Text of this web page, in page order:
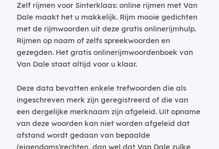
Zelf rijmen voor Sinterklaas: online rijmen met Van
Dale maakt het u makkelijk. Rijm mooie gedichten
met de rijmwoorden uit deze gratis onlinerijmhulp.
Rijmen op naam of zelfs spreekwoorden en
gezegden. Het gratis onlinerijmwoordenboek van
Van Dale staat altijd voor u klaar.
Deze data bevatten enkele trefwoorden die als
ingeschreven merk zijn geregistreerd of die van
een dergelijke merknaam zijn afgeleid. Uit opname
van deze woorden kan niet worden afgeleid dat
afstand wordt gedaan van bepaalde
(eigendoms)rechten, dan wel dat Van Dale zulke